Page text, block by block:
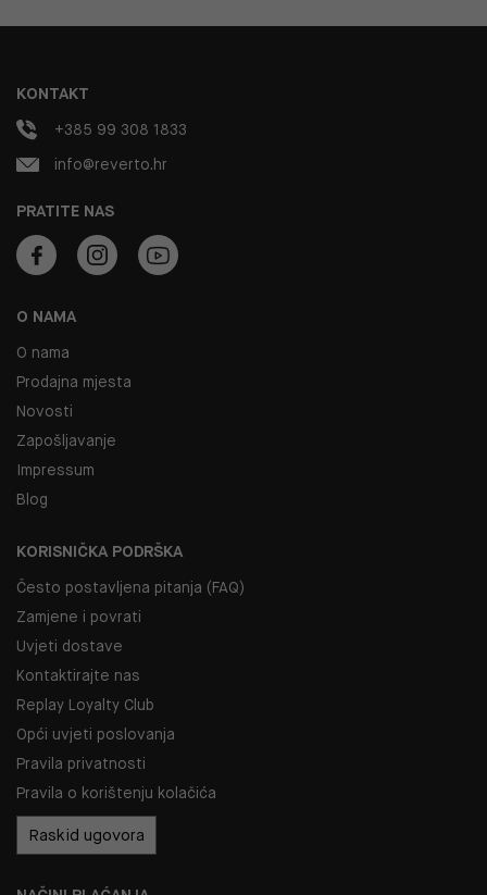
O NAMA
O nama
Prodajna mjesta
Novosti
Zapošljavanje
Impressum
Blog
KORISNIČKA PODRŠKA
Često postavljena pitanja (FAQ)
Zamjene i povrati
Uvjeti dostave
Kontaktirajte nas
Replay Loyalty Club
Opći uvjeti poslovanja
Pravila privatnosti
Pravila o korištenju kolačića
Raskid ugovora
PRATITE NAS
KONTAKT
+385 99 308 1833
info@reverto.hr